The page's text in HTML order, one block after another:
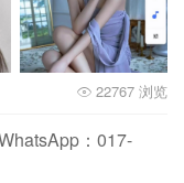
22767 浏览
：017-